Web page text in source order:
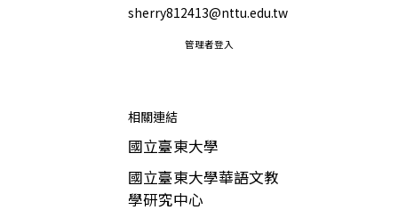
sherry812413@nttu.edu.tw
管理者登入
相關連結
國立臺東大學
國立臺東大學華語文教
學研究中心